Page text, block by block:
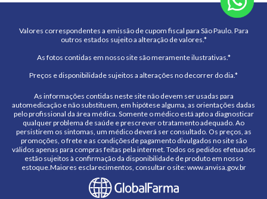
Valores correspondentes a emissão de cupom fiscal para São Paulo. Para
outros estados sujeito a alteração de valores.*
As fotos contidas em nosso site são meramente ilustrativas.*
Preços e disponibilidade sujeitos a alterações no decorrer do dia.*
As informações contidas neste site não devem ser usadas para
automedicação e não substituem, em hipótese alguma, as orientações dadas
pelo profissional da área médica. Somente o médico está apto a diagnosticar
qualquer problema de saúde e prescrever o tratamento adequado. Ao
persistirem os sintomas, um médico deverá ser consultado. Os preços, as
promoções, o frete e as condiçõesde pagamento divulgados no site são
válidos apenas para compras feitas pela internet. Todos os pedidos efetuados
estão sujeitos à confirmação da disponibilidade de produto em nosso
estoque.Maiores esclarecimentos, consultar o site: www.anvisa.gov.br